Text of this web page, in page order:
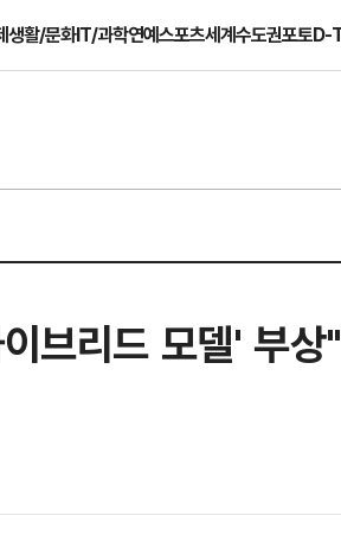
생활/문화IT/과학연예스포츠세계수도권포토D-
브리드 모델' 부상"